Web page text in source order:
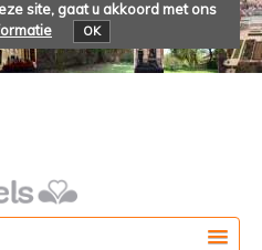
site, gaat u akkoord met ons
OK